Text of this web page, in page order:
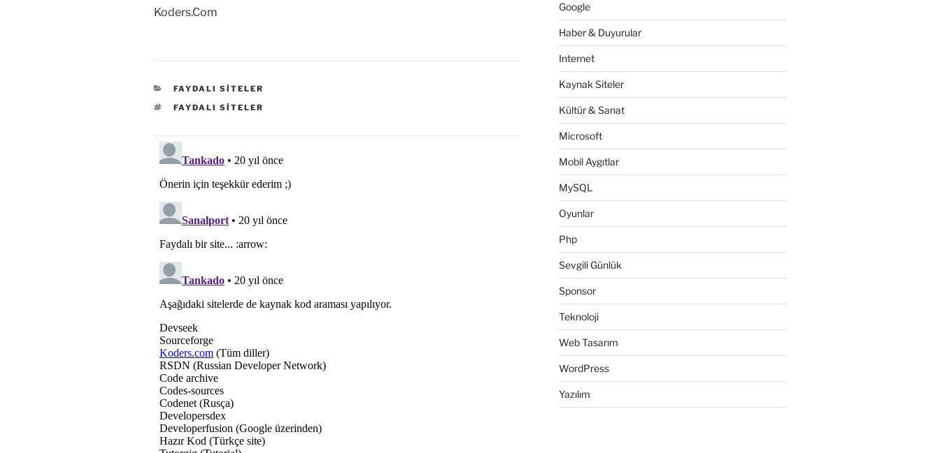
Koders.Com
KATEGORILER
FAYDALI SITELER
ETIKETLER
FAYDALI SITELER
Google
Haber & Duyurular
Internet
Kaynak Siteler
Kültür & Sanat
Microsoft
Mobil Aygıtlar
MySQL
Oyunlar
Php
Sevgili Günlük
Sponsor
Teknoloji
Web Tasarım
WordPress
Yazılım